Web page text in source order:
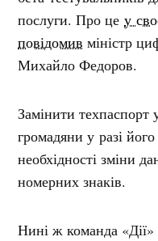
послуги. Про цеу
повідомив міністр
Михайло Федоров.
Замінити техпаспорт
громадяни у разі
необхідності зміни
номерних знаків.
Нині ж команда